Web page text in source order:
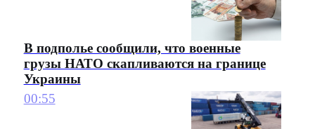
В подполье сообщили, что военные
грузы НАТО скапливаются на границе
Украины
00:55